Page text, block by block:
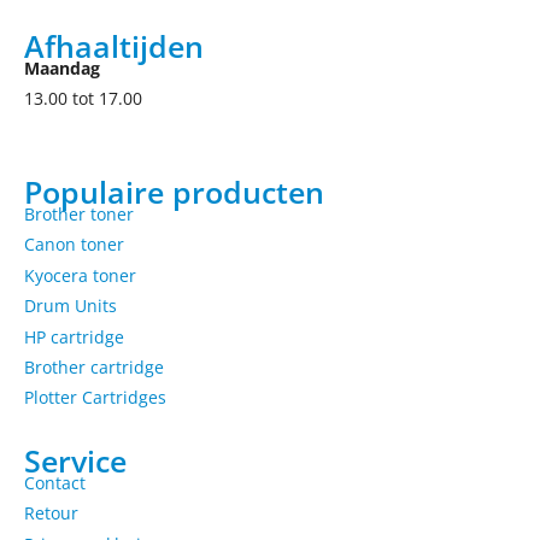
Afhaaltijden
Maandag
13.00 tot 17.00
Populaire producten
Brother toner
Canon toner
Kyocera toner
Drum Units
HP cartridge
Brother cartridge
Plotter Cartridges
Service
Contact
Retour